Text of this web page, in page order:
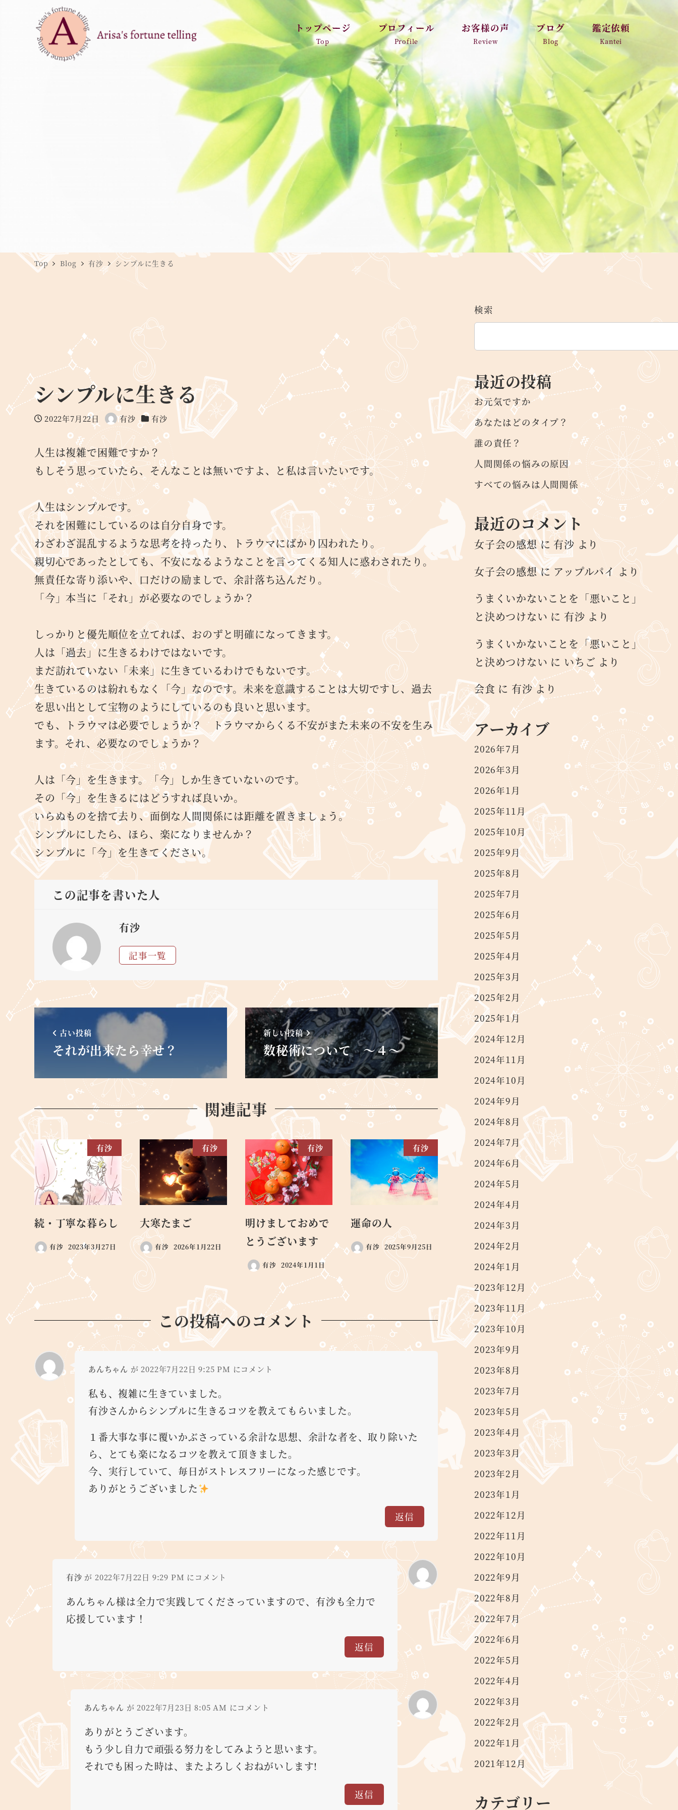
トップページ
Top
プロフィール
Profile
お客様の声
Review
ブログ
Blog
鑑定依頼
Kantei
Top Blog 有沙 シンプルに生きる
シンプルに生きる
投稿日
2022年7月22日
著
者
有沙
カテゴリー
有沙
人生は複雑で困難ですか？
もしそう思っていたら、そんなことは無いですよ、と私は言いたいです。
人生はシンプルです。
それを困難にしているのは自分自身です。
わざわざ混乱するような思考を持ったり、トラウマにばかり囚われたり。
親切心であったとしても、不安になるようなことを言ってくる知人に惑わされたり。
無責任な寄り添いや、口だけの励ましで、余計落ち込んだり。
「今」本当に「それ」が必要なのでしょうか？
しっかりと優先順位を立てれば、おのずと明確になってきます。
人は「過去」に生きるわけではないです。
まだ訪れていない「未来」に生きているわけでもないです。
生きているのは紛れもなく「今」なのです。未来を意識することは大切ですし、過去
を思い出として宝物のようにしているのも良いと思います。
でも、トラウマは必要でしょうか？ トラウマからくる不安がまた未来の不安を生み
ます。それ、必要なのでしょうか？
人は「今」を生きます。「今」しか生きていないのです。
その「今」を生きるにはどうすれば良いか。
いらぬものを捨て去り、面倒な人間関係には距離を置きましょう。
シンプルにしたら、ほら、楽になりませんか？
シンプルに「今」を生きてください。
この記事を書いた人
有沙
記事一覧
古い投稿
それが出来たら幸せ？
新しい投稿
数秘術について ～４～
関連記事
有沙
続・丁寧な暮らし
有沙 2023年3月27日
有沙
大寒たまご
有沙 2026年1月22日
有沙
明けましておめで
とうございます
有沙 2024年1月1日
有沙
運命の人
有沙 2025年9月25日
この投稿へのコメント
あんちゃん が 2022年7月22日 9:25 PM にコメント
私も、複雑に生きていました。
有沙さんからシンプルに生きるコツを教えてもらいました。
１番大事な事に覆いかぶさっている余計な思想、余計な者を、取り除いた
ら、とても楽になるコツを教えて頂きました。
今、実行していて、毎日がストレスフリーになった感じです。
ありがとうございました
返信
有沙 が 2022年7月22日 9:29 PM にコメント
あんちゃん様は全力で実践してくださっていますので、有沙も全力で
応援しています！
返信
あんちゃん が 2022年7月23日 8:05 AM にコメント
ありがとうございます。
もう少し自力で頑張る努力をしてみようと思います。
それでも困った時は、またよろしくおねがいします!
返信
検索
最近の投稿
お元気ですか
あなたはどのタイプ？
誰の責任？
人間関係の悩みの原因
すべての悩みは人間関係
最近のコメント
女子会の感想に 有沙 より
女子会の感想にアップルパイ より
うまくいかないことを「悪いこと」
と決めつけない に 有沙 より
うまくいかないことを「悪いこと」
と決めつけない に いちご より
会食 に 有沙より
アーカイブ
2026年7月
2026年3月
2026年1月
2025年11月
2025年10月
2025年9月
2025年8月
2025年7月
2025年6月
2025年5月
2025年4月
2025年3月
2025年2月
2025年1月
2024年12月
2024年11月
2024年10月
2024年9月
2024年8月
2024年7月
2024年6月
2024年5月
2024年4月
2024年3月
2024年2月
2024年1月
2023年12月
2023年11月
2023年10月
2023年9月
2023年8月
2023年7月
2023年5月
2023年4月
2023年3月
2023年2月
2023年1月
2022年12月
2022年11月
2022年10月
2022年9月
2022年8月
2022年7月
2022年6月
2022年5月
2022年4月
2022年3月
2022年2月
2022年1月
2021年12月
カテゴリー